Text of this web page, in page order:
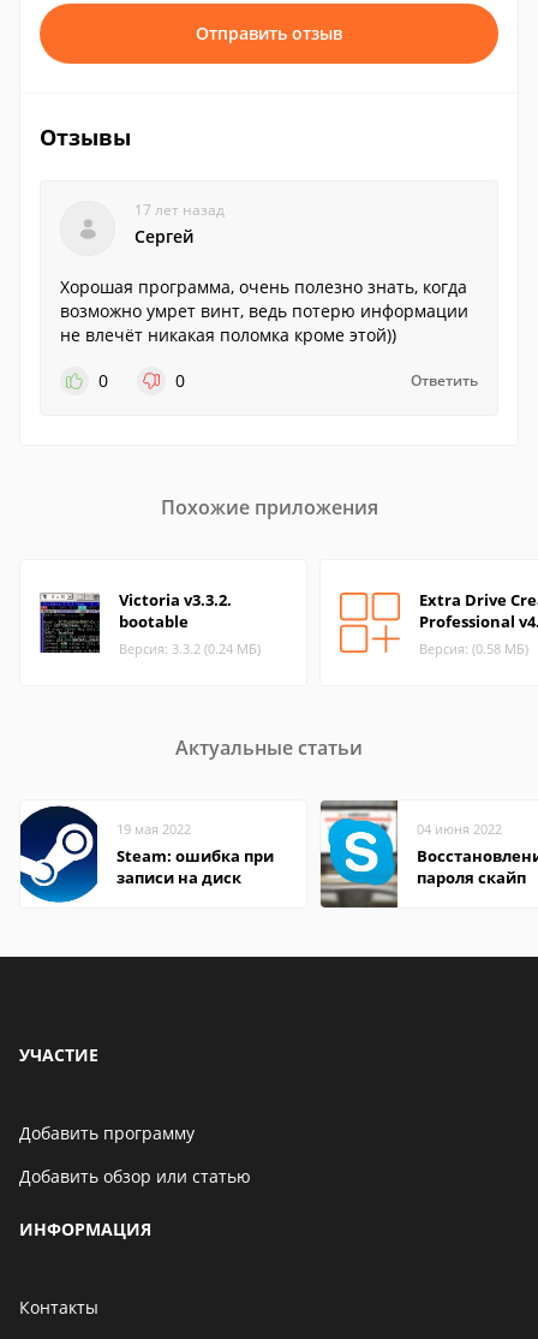
Отправить отзыв
Отзывы
17 лет назад
Сергей
Хорошая программа, очень полезно знать, когда
возможно умрет винт, ведь потерю информации
не влечёт никакая поломка кроме этой))
0
0 Ответить
Похожие приложения
Victoria v3.3.2.
bootable
Версия: 3.3.2 (0.24 МБ)
Extra Drive
Professional
Версия: (0.58 МБ)
Актуальные статьи
19 мая 2022
Steam: ошибка при
записи на диск
04 июня 2022
пароля скайп
УЧАСТИЕ
Добавить программу
Добавить обзор или статью
ИНФОРМАЦИЯ
Контакты